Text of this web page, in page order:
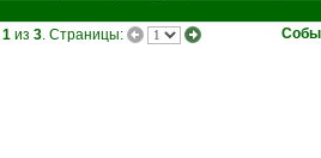
1 из 3. Страницы: